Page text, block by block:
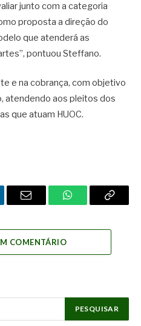
junto com a categoria
proposta a direção do
que atenderá as
pontuou Steffano.
e na cobrança, com objetivo
atendendo aos pleitos dos
que atuam HUOC.
Email WhatsAppCopy
COMENTÁRIO